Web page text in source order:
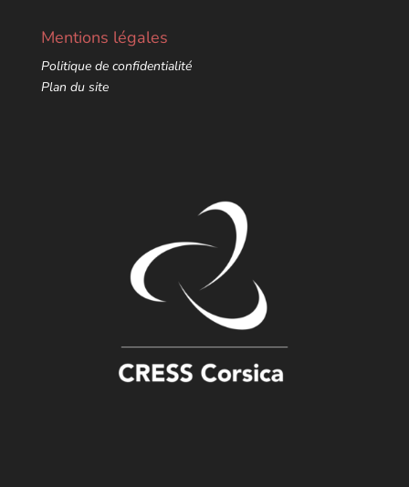
Mentions légales
Politique de confidentialité
Plan du site